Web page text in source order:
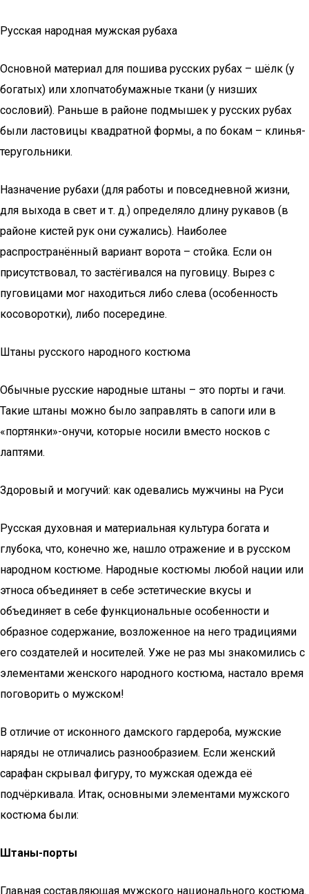
Русская народная мужская рубаха
Основной материал для пошива русских рубах – шёлк (у
богатых) или хлопчатобумажные ткани (у низших
сословий). Раньше в районе подмышек у русских рубах
были ластовицы квадратной формы, а по бокам – клинья-
теругольники.
Назначение рубахи (для работы и повседневной жизни,
для выхода в свет и т. д.) определяло длину рукавов (в
районе кистей рук они сужались). Наиболее
распространённый вариант ворота – стойка. Если он
присутствовал, то застёгивался на пуговицу. Вырез с
пуговицами мог находиться либо слева (особенность
косоворотки), либо посередине.
Штаны русского народного костюма
Обычные русские народные штаны – это порты и гачи.
Такие штаны можно было заправлять в сапоги или в
«портянки»-онучи, которые носили вместо носков с
лаптями.
Здоровый и могучий: как одевались мужчины на Руси
Русская духовная и материальная культура богата и
глубока, что, конечно же, нашло отражение и в русском
народном костюме. Народные костюмы любой нации или
этноса объединяет в себе эстетические вкусы и
объединяет в себе функциональные особенности и
образное содержание, возложенное на него традициями
его создателей и носителей. Уже не раз мы знакомились с
элементами женского народного костюма, настало время
поговорить о мужском!
В отличие от исконного дамского гардероба, мужские
наряды не отличались разнообразием. Если женский
сарафан скрывал фигуру, то мужская одежда её
подчёркивала. Итак, основными элементами мужского
костюма были:
Штаны-порты
Главная составляющая мужского национального костюма.